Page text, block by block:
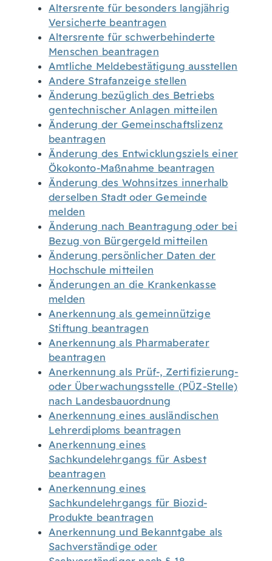
Altersrente für besonders langjährig
Versicherte beantragen
Altersrente für schwerbehinderte
Menschen beantragen
Amtliche Meldebestätigung ausstellen
Andere Strafanzeige stellen
Änderung bezüglich des Betriebs
gentechnischer Anlagen mitteilen
Änderung der Gemeinschaftslizenz
beantragen
Änderung des Entwicklungsziels einer
Ökokonto-Maßnahme beantragen
Änderung des Wohnsitzes innerhalb
derselben Stadt oder Gemeinde
melden
Änderung nach Beantragung oder bei
Bezug von Bürgergeld mitteilen
Änderung persönlicher Daten der
Hochschule mitteilen
Änderungen an die Krankenkasse
melden
Anerkennung als gemeinnützige
Stiftung beantragen
Anerkennung als Pharmaberater
beantragen
Anerkennung als Prüf-, Zertifizierung-
oder Überwachungsstelle (PÜZ-Stelle)
nach Landesbauordnung
Anerkennung eines ausländischen
Lehrerdiploms beantragen
Anerkennung eines
Sachkundelehrgangs für Asbest
beantragen
Anerkennung eines
Sachkundelehrgangs für Biozid-
Produkte beantragen
Anerkennung und Bekanntgabe als
Sachverständige oder